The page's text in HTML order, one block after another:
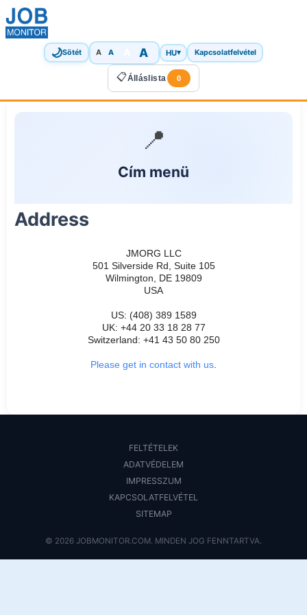
🌙Sötét A A A HU▾ Kapcsolatfelvétel
📋Álláslista 0
📍
Cím menü
Address
JMORG LLC
501 Silverside Rd, Suite 105
Wilmington, DE 19809
USA
US: (408) 389 1589
UK: +44 20 33 18 28 77
Switzerland: +41 43 50 80 250
Please get in contact with us
FELTÉTELEK
ADATVÉDELEM
IMPRESSZUM
KAPCSOLATFELVÉTEL
SITEMAP
© 2026 JOBMONITOR.COM. MINDEN JOG FENNTARTVA.